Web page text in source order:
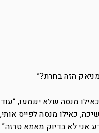
הזה בחרת?”
מנסה שלא ישמעו, “עוד
כאילו מנסה לפייס אותי,
אני לא בדיוק מאמא טרזה”